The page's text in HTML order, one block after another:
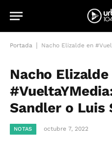
Portada Nacho Elizalde en
Nacho Elizalde
Sandler o Luis
NOTAS octubre 7, 2022